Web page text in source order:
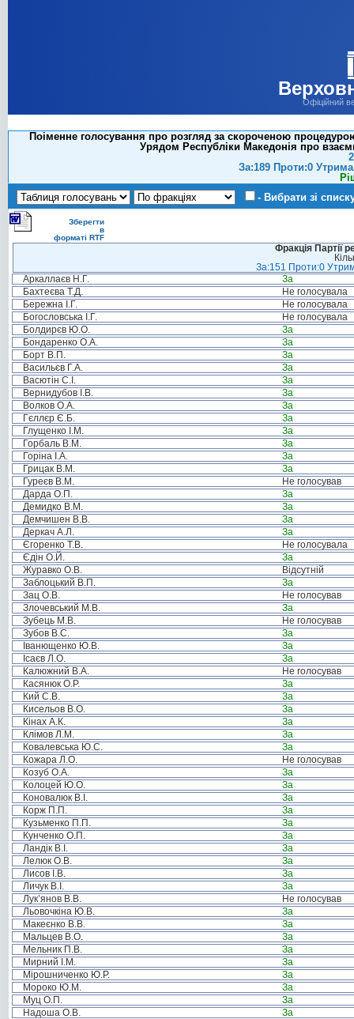
Офіційний
Поіменне голосування про розгляд за скороченою
Урядом Республіки Македонія про
За:189 Проти:0
- Вибрати зі
Зберегти
в
форматі RTF
Фракція Партії
За:151 Проти:0
Аркаллаєв Н.Г.
За
Бахтеєва Т.Д.
Не голосувала
Бережна І.Г.
Не голосувала
Богословська І.Г.
Не голосувала
Болдирєв Ю.О.
За
Бондаренко О.А.
За
Борт В.П.
За
Васильєв Г.А.
За
Васютін С.І.
За
Вернидубов І.В.
За
Волков О.А.
За
Гєллєр Є.Б.
За
Глущенко І.М.
За
Горбаль В.М.
За
Горіна І.А.
За
Грицак В.М.
За
Гуреєв В.М.
Не голосував
Дарда О.П.
За
Демидко В.М.
За
Демчишен В.В.
За
Деркач А.Л.
За
Єгоренко Т.В.
Не голосувала
Єдін О.Й.
За
Журавко О.В.
Відсутній
Заблоцький В.П.
За
Зац О.В.
Не голосував
Злочевський М.В.
За
Зубець М.В.
Не голосував
Зубов В.С.
За
Іванющенко Ю.В.
За
Ісаєв Л.О.
За
Калюжний В.А.
Не голосував
Касянюк О.Р.
За
Кий С.В.
За
Кисельов В.О.
За
Кінах А.К.
За
Клімов Л.М.
За
Ковалевська Ю.С.
За
Кожара Л.О.
Не голосував
Козуб О.А.
За
Колоцей Ю.О.
За
Коновалюк В.І.
За
Корж П.П.
За
Кузьменко П.П.
За
Кунченко О.П.
За
Ландік В.І.
За
Лелюк О.В.
За
Лисов І.В.
За
Личук В.І.
За
Лук’янов В.В.
Не голосував
Льовочкіна Ю.В.
За
Макеєнко В.В.
За
Мальцев В.О.
За
Мельник П.В.
За
Мирний І.М.
За
Мірошниченко Ю.Р.
За
Мороко Ю.М.
За
Муц О.П.
За
Надоша О.В.
За